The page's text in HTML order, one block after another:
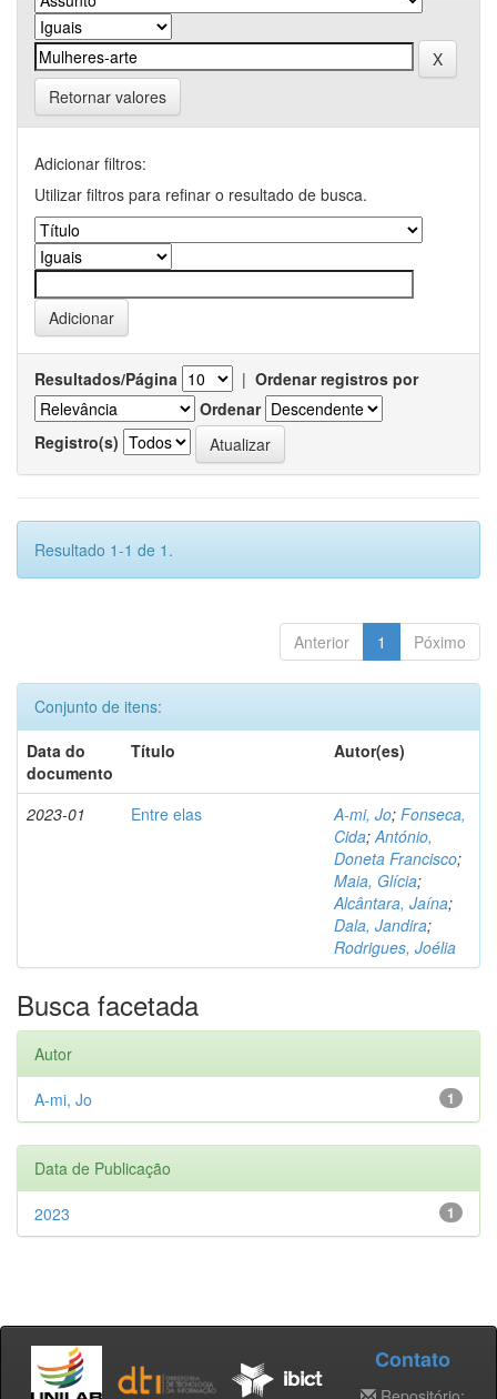
Retornar valores
Adicionar filtros:
Utilizar filtros para refinar o resultado de busca.
Resultados/Página | Ordenar registros por
Ordenar
Registro(s)
Resultado 1-1 de 1.
Anterior 1 Póximo
Conjunto de itens:
Data do
documento
Título Autor(es)
2023-01 Entre elas A-mi, Jo; Fonseca,
Cida;António,
Doneta Francisco;
Maia, Glícia;
Alcântara, Jaína;
Dala, Jandira;
Rodrigues, Joélia
Busca facetada
Autor
1
A-mi, Jo
Data de Publicação
1
2023
Contato